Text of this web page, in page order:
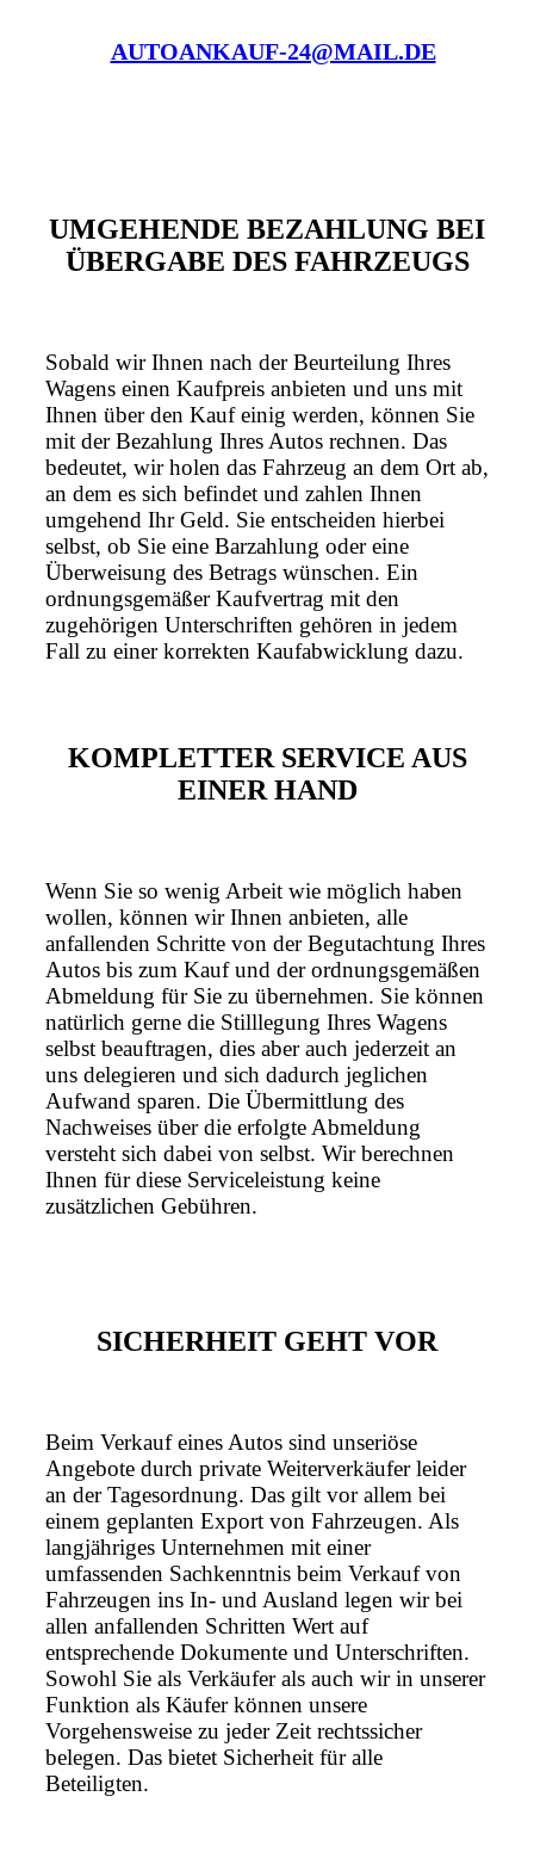
AUTOANKAUF-24@MAIL.DE
UMGEHENDE BEZAHLUNG BEI
ÜBERGABE DES FAHRZEUGS
Sobald wir Ihnen nach der Beurteilung Ihres
Wagens einen Kaufpreis anbieten und uns mit
Ihnen über den Kauf einig werden, können Sie
mit der Bezahlung Ihres Autos rechnen. Das
bedeutet, wir holen das Fahrzeug an dem Ort ab,
an dem es sich befindet und zahlen Ihnen
umgehend Ihr Geld. Sie entscheiden hierbei
selbst, ob Sie eine Barzahlung oder eine
Überweisung des Betrags wünschen. Ein
ordnungsgemäßer Kaufvertrag mit den
zugehörigen Unterschriften gehören in jedem
Fall zu einer korrekten Kaufabwicklung dazu.
KOMPLETTER SERVICE AUS
EINER HAND
Wenn Sie so wenig Arbeit wie möglich haben
wollen, können wir Ihnen anbieten, alle
anfallenden Schritte von der Begutachtung Ihres
Autos bis zum Kauf und der ordnungsgemäßen
Abmeldung für Sie zu übernehmen. Sie können
natürlich gerne die Stilllegung Ihres Wagens
selbst beauftragen, dies aber auch jederzeit an
uns delegieren und sich dadurch jeglichen
Aufwand sparen. Die Übermittlung des
Nachweises über die erfolgte Abmeldung
versteht sich dabei von selbst. Wir berechnen
Ihnen für diese Serviceleistung keine
zusätzlichen Gebühren.
SICHERHEIT GEHT VOR
Beim Verkauf eines Autos sind unseriöse
Angebote durch private Weiterverkäufer leider
an der Tagesordnung. Das gilt vor allem bei
einem geplanten Export von Fahrzeugen. Als
langjähriges Unternehmen mit einer
umfassenden Sachkenntnis beim Verkauf von
Fahrzeugen ins In- und Ausland legen wir bei
allen anfallenden Schritten Wert auf
entsprechende Dokumente und Unterschriften.
Sowohl Sie als Verkäufer als auch wir in unserer
Funktion als Käufer können unsere
Vorgehensweise zu jeder Zeit rechtssicher
belegen. Das bietet Sicherheit für alle
Beteiligten.